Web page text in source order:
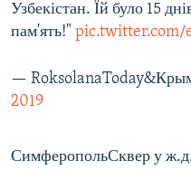
Узбекістан. Їй було 15
пам'ять!" pic.twitter.com/
—
2019
СимферопольСквер у